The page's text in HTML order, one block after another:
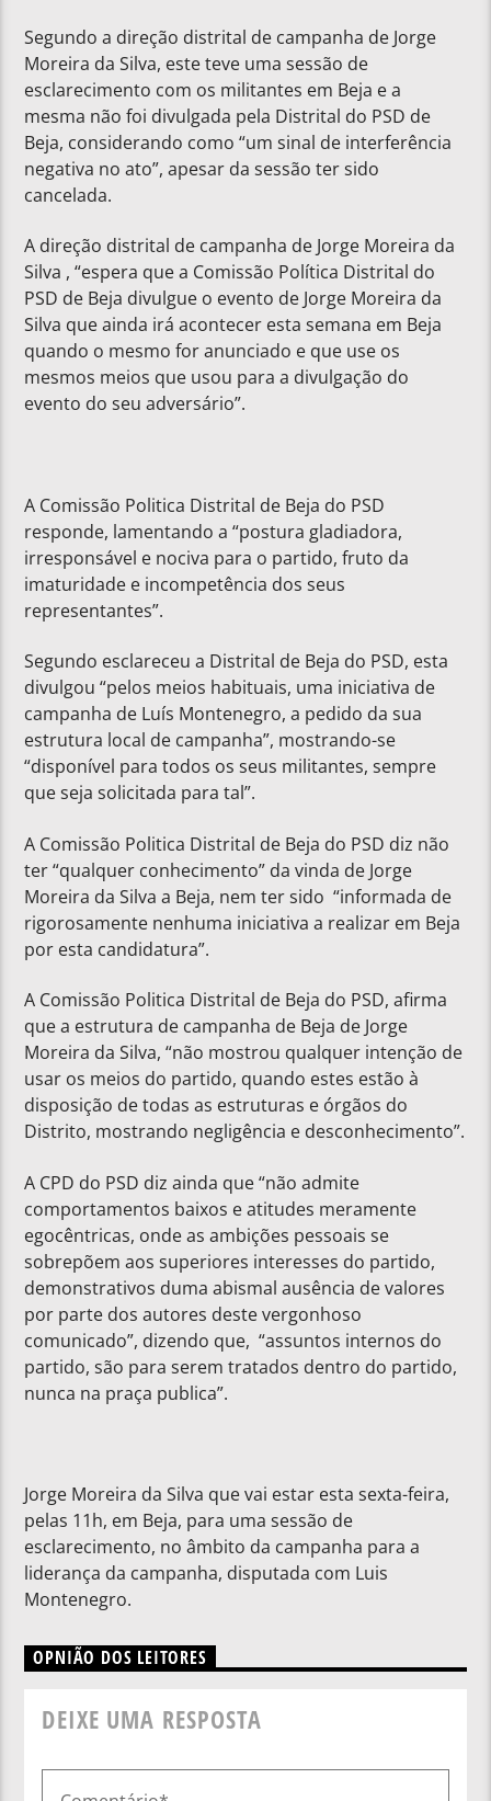
Segundo a direção distrital de campanha de Jorge
Moreira da Silva, este teve uma sessão de
esclarecimento com os militantes em Beja e a
mesma não foi divulgada pela Distrital do PSD de
Beja, considerando como “um sinal de interferência
negativa no ato”, apesar da sessão ter sido
cancelada.
A direção distrital de campanha de Jorge Moreira da
Silva , “espera que a Comissão Política Distrital do
PSD de Beja divulgue o evento de Jorge Moreira da
Silva que ainda irá acontecer esta semana em Beja
quando o mesmo for anunciado e que use os
mesmos meios que usou para a divulgação do
evento do seu adversário”.
A Comissão Politica Distrital de Beja do PSD
responde, lamentando a “postura gladiadora,
irresponsável e nociva para o partido, fruto da
imaturidade e incompetência dos seus
representantes”.
Segundo esclareceu a Distrital de Beja do PSD, esta
divulgou “pelos meios habituais, uma iniciativa de
campanha de Luís Montenegro, a pedido da sua
estrutura local de campanha”, mostrando-se
“disponível para todos os seus militantes, sempre
que seja solicitada para tal”.
A Comissão Politica Distrital de Beja do PSD diz não
ter “qualquer conhecimento” da vinda de Jorge
Moreira da Silva a Beja, nem ter sido “informada de
rigorosamente nenhuma iniciativa a realizar em Beja
por esta candidatura”.
A Comissão Politica Distrital de Beja do PSD, afirma
que a estrutura de campanha de Beja de Jorge
Moreira da Silva, “não mostrou qualquer intenção de
usar os meios do partido, quando estes estão à
disposição de todas as estruturas e órgãos do
Distrito, mostrando negligência e desconhecimento”.
A CPD do PSD diz ainda que “não admite
comportamentos baixos e atitudes meramente
egocêntricas, onde as ambições pessoais se
sobrepõem aos superiores interesses do partido,
demonstrativos duma abismal ausência de valores
por parte dos autores deste vergonhoso
comunicado”, dizendo que, “assuntos internos do
partido, são para serem tratados dentro do partido,
nunca na praça publica”.
Jorge Moreira da Silva que vai estar esta sexta-feira,
pelas 11h, em Beja, para uma sessão de
esclarecimento, no âmbito da campanha para a
liderança da campanha, disputada com Luis
Montenegro.
OPNIÃO DOS LEITORES
DEIXE UMA RESPOSTA